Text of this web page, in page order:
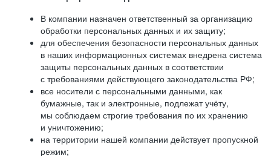
В компании назначен ответственный за организацию
обработки персональных данных и их защиту;
для обеспечения безопасности персональных данных
в наших информационных системах внедрена система
защиты персональных данных в соответствии
с требованиями действующего законодательства РФ;
все носители с персональными данными, как
бумажные, так и электронные, подлежат учёту,
мы соблюдаем строгие требования по их хранению
и уничтожению;
на территории нашей компании действует пропускной
режим;